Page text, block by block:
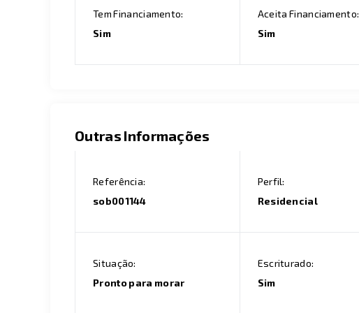
Tem Financiamento:
Sim
Aceita Financiamento:
Sim
Outras Informações
Referência:
sob001144
Perfil:
Residencial
Situação:
Pronto para morar
Escriturado:
Sim